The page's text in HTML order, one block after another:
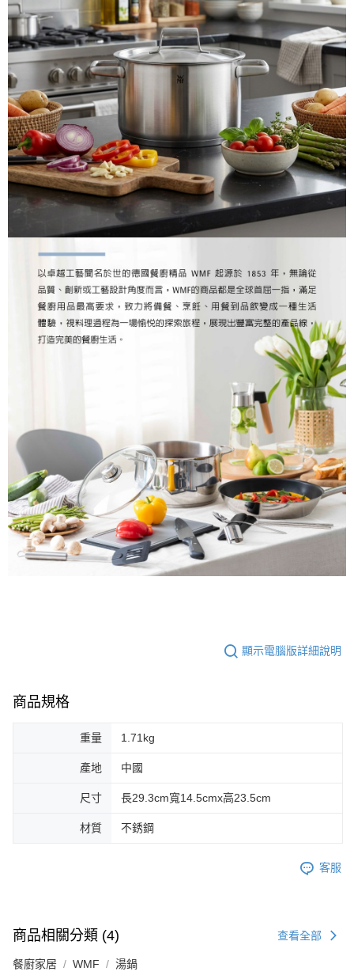
顯示電腦版詳細說明
商品規格
重量 1.71kg
產地 中國
尺寸 長29.3cm寬14.5cmx高23.5cm
材質 不銹鋼
客服
商品相關分類 (4) 查看全部
餐廚家居 WMF 湯鍋